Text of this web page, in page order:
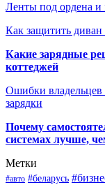
Ленты под ордена
Как защитить
Какие зарядные
коттеджей
Ошибки владельцев
зарядки
Почему
системах лучше,
Метки
#авто #беларусь